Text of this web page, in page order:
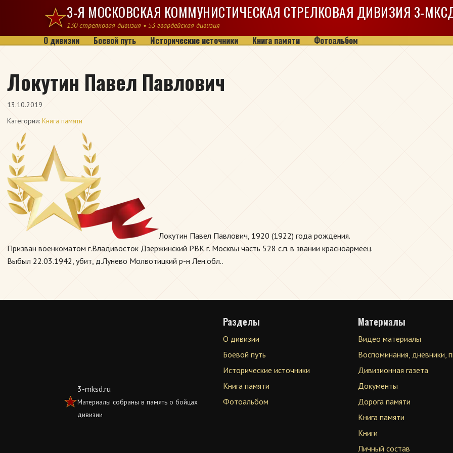
Перейти к содержимому3-Я МОСКОВСКАЯ КОММУНИСТИЧЕСКАЯ СТРЕЛКОВАЯ ДИВИЗИЯ 3-
130 стрелковая дивизия • 53 гвардейская дивизия
О дивизии Боевой путь Исторические источники Книга памяти Фотоальбом
Локутин Павел Павлович
13.10.2019
Категории: Книга памяти
Локутин Павел Павлович, 1920 (1922) года рождения.
Призван военкоматом г.Владивосток Дзержинский РВК г. Москвы часть 528 с.п. в звании красноармеец.
Выбыл 22.03.1942, убит, д.Лунево Молвотицкий р-н Лен.обл..
3-mksd.ru
Материалы собраны в память о бойцах
дивизии
Разделы
О дивизии
Боевой путь
Исторические источники
Книга памяти
Фотоальбом
Материалы
Видео материалы
Воспоминания, дневники,
Дивизионная газета
Документы
Дорога памяти
Книга памяти
Книги
Личный состав